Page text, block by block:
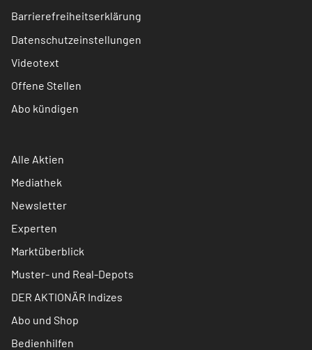
Barrierefreiheitserklärung
Datenschutzeinstellungen
Videotext
Offene Stellen
Abo kündigen
Alle Aktien
Mediathek
Newsletter
Experten
Marktüberblick
Muster- und Real-Depots
DER AKTIONÄR Indizes
Abo und Shop
Bedienhilfen